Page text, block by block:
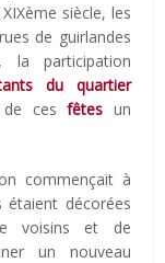
siècle, les
de guirlandes
la participation
du quartier
de cesfêtes un
commençait à
étaient décorées
voisins et de
un nouveau